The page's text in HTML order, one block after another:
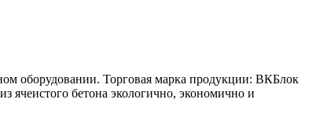
оборудовании. Торговая марка продукции: ВКБлок
бетона экологично, экономично и